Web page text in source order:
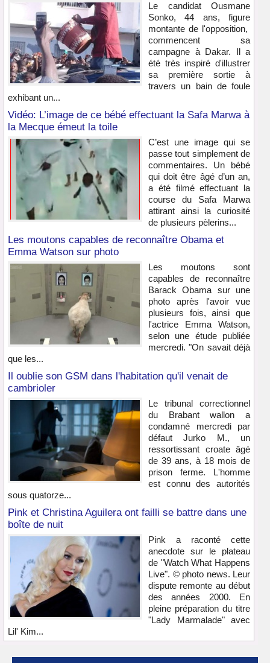
Le candidat Ousmane
Sonko, 44 ans, figure
montante de l'opposition,
commencent sa
campagne à Dakar. Il a
été très inspiré d'illustrer
sa première sortie à
travers un bain de foule
exhibant un...
Vidéo: L’image de ce bébé effectuant la Safa Marwa à
la Mecque émeut la toile
C’est une image qui se
passe tout simplement de
commentaires. Un bébé
qui doit être âgé d’un an,
a été filmé effectuant la
course du Safa Marwa
attirant ainsi la curiosité
de plusieurs pèlerins...
Les moutons capables de reconnaître Obama et
Emma Watson sur photo
Les moutons sont
capables de reconnaître
Barack Obama sur une
photo après l'avoir vue
plusieurs fois, ainsi que
l'actrice Emma Watson,
selon une étude publiée
mercredi. "On savait déjà
que les...
Il oublie son GSM dans l'habitation qu'il venait de
cambrioler
Le tribunal correctionnel
du Brabant wallon a
condamné mercredi par
défaut Jurko M., un
ressortissant croate âgé
de 39 ans, à 18 mois de
prison ferme. L'homme
est connu des autorités
sous quatorze...
Pink et Christina Aguilera ont failli se battre dans une
boîte de nuit
Pink a raconté cette
anecdote sur le plateau
de "Watch What Happens
Live". © photo news. Leur
dispute remonte au début
des années 2000. En
pleine préparation du titre
"Lady Marmalade" avec
Lil' Kim...